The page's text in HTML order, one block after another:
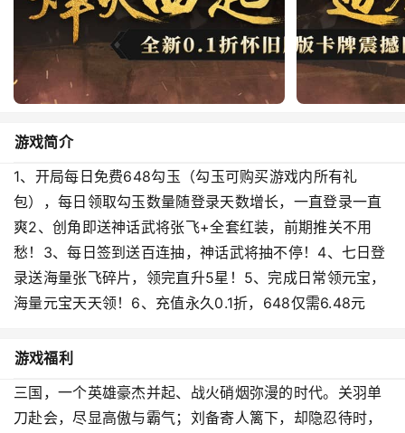
游戏简介
1、开局每日免费648勾玉（勾玉可购买游戏内所有礼
包），每日领取勾玉数量随登录天数增长，一直登录一直
爽2、创角即送神话武将张飞+全套红装，前期推关不用
愁！3、每日签到送百连抽，神话武将抽不停！4、七日登
录送海量张飞碎片，领完直升5星！5、完成日常领元宝，
海量元宝天天领！6、充值永久0.1折，648仅需6.48元
游戏福利
三国，一个英雄豪杰并起、战火硝烟弥漫的时代。关羽单
刀赴会，尽显高傲与霸气；刘备寄人篱下，却隐忍待时，